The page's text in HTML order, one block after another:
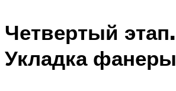
Четвертый этап.
Укладка фанеры